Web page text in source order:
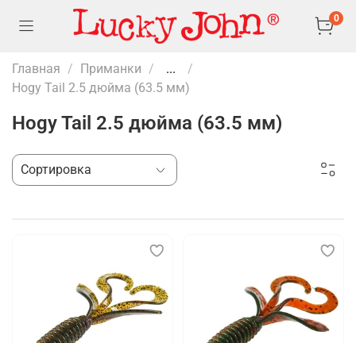
0
Главная Приманки
...
Hogy Tail 2.5 дюйма (63.5 мм)
Hogy Tail 2.5 дюйма (63.5 мм)